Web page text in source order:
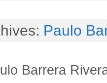
Paulo
Barrera